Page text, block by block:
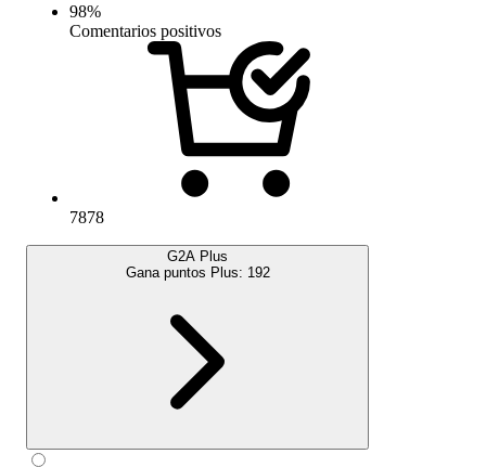
98%
Comentarios positivos
7878
G2A Plus
Gana puntos Plus: 192